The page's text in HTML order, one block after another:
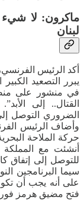
ماكرون: لا شيء
لبنان
أكد الرئيس
يبرر التصعيد
في منشور على
القتال.. إلى
الضروري التوصل
وأضاف الرئيس
حركة الملاحة
أنشئت مع المملكة
للتوصل إلى إتفاق
سيما البرنامجين
على أنه يجب أن
فتح مضيق هرمز